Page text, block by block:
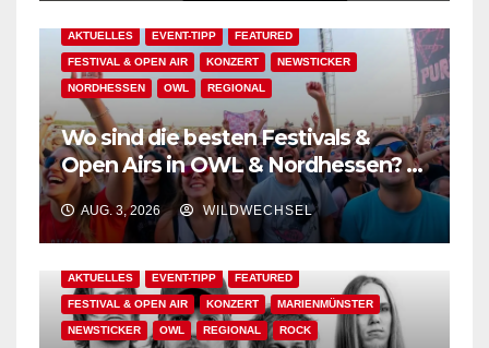
AKTUELLES EVENT-TIPP FEATURED
FESTIVAL & OPEN AIR KONZERT NEWSTICKER
NORDHESSEN OWL REGIONAL
Wo sind die besten Festivals &
Open Airs in OWL & Nordhessen? –
Der Ww-Festival-Planer!
AUG. 3, 2026 WILDWECHSEL
AKTUELLES EVENT-TIPP FEATURED
FESTIVAL & OPEN AIR KONZERT MARIENMÜNSTER
NEWSTICKER OWL REGIONAL ROCK